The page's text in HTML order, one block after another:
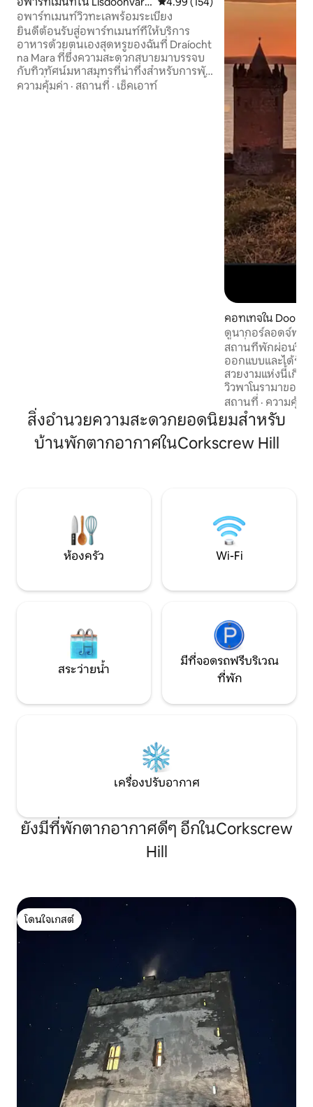
a
อพาร์ทเมนท์วิวทะเลพร้อมระเบียง
ยินดีต้อนรับสู่อพาร์ทเมนท์ที่ให้บริการ
อาหารด้วยตนเองสุดหรูของฉันที่ Draíocht
na Mara ที่ซึ่งความสะดวกสบายมาบรรจบ
กับทิวทัศน์มหาสมุทรที่น่าทึ่งสำหรับการพัก
ผ่อนที่น่าประทับใจ ฉันเรียกอพาร์ทเมนท์นี้
ความคุ้มค่า · สถานที่ · เช็คเอาท์
คอทเทจใน Doolin
ดูนากอร์ลอดจ์พร้อ
บนที่สูง
สถานที่พักผ่อนริม
ออกแบบและได้รับ
สวยงามแห่งนี้เกี่ย
วิวพาโนรามาของ
Doolin หมู่เกาะ
Connemara สิบส
สมบูรณ์แบบเพื่อส
ขรุขระของเคาน์ตี
แห่งชาติเบอร์เรน
สถานที่ · ความคุ้ม
สิ่งอำนวยความสะดวกยอดนิยมสำหรับ
บ้านพักตากอากาศในCorkscrew Hill
ห้องครัว Wi-Fi
สระว่ายน้ำ
มีที่จอดรถฟรีบริเวณ
ที่พัก
เครื่องปรับอากาศ
ยังมีที่พักตากอากาศดีๆ อีกในCorkscrew
Hill
โดนใจเกสต์
โดนใจเกสต์